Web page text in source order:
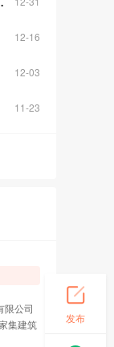
12-16
12-03
11-23
11-14
08-04
限公司
集建筑
发布